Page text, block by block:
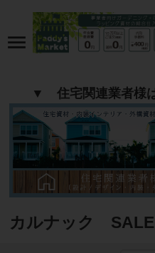
▼ 住宅関連業者様
カルナック SALE